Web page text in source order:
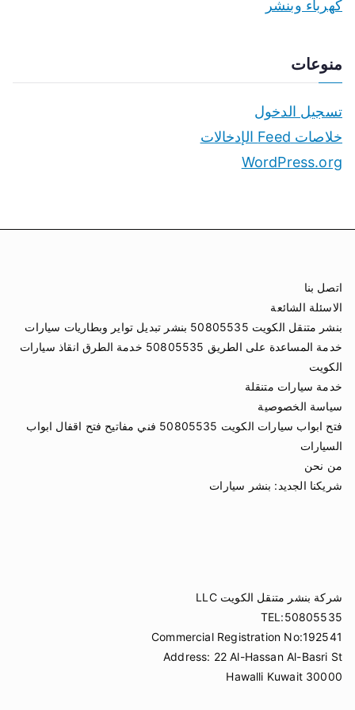
كهرباء وبنشر
منوعات
تسجيل الدخول
خلاصات Feed الإدخالات
WordPress.org
اتصل بنا
الاسئلة الشائعة
بنشر متنقل الكويت 50805535 بنشر تبديل تواير وبطاريات سيارات
خدمة المساعدة على الطريق 50805535 خدمة الطرق انقاذ سيارات
الكويت
خدمة سيارات متنقلة
سياسة الخصوصية
فتح ابواب سيارات الكويت 50805535 فني مفاتيح فتح اقفال ابواب
السيارات
من نحن
شريكنا الجديد: بنشر سيارات
شركة بنشر متنقل الكويت LLC
TEL:50805535
Commercial Registration No:192541
Address: 22 Al-Hassan Al-Basri St
Hawalli Kuwait 30000